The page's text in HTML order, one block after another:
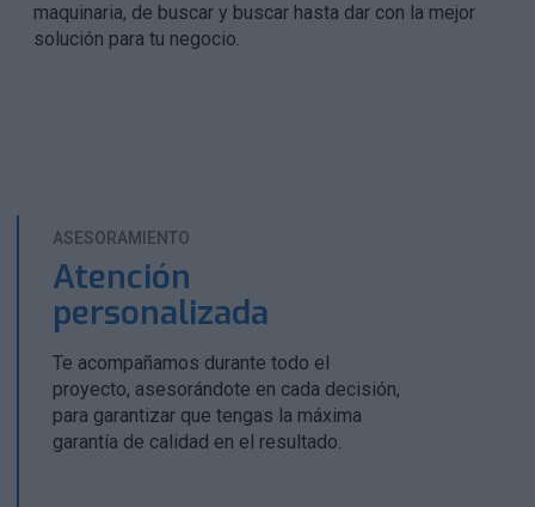
maquinaria, de buscar y buscar hasta dar con la mejor
solución para tu negocio.
ASESORAMIENTO
Atención
personalizada
Te acompañamos durante todo el
proyecto, asesorándote en cada decisión,
para garantizar que tengas la máxima
garantía de calidad en el resultado.